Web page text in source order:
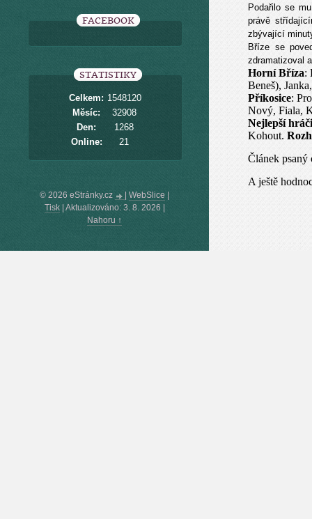
Podařilo se
právě
zbývající
Bříze se
zdramatizoval
Horní Bříza:
Beneš),
Příkosice:
Nový, Fiala,
Nejlepší hráči
Kohout.
Článek psaný
A ještě
FACEBOOK
STATISTIKY
Online: 21
Celkem: 1548120
Měsíc:
32908
Den:
1268
© 2026 eStránky.cz WebSlice
Tisk| Aktualizováno: 3. 8. 2026
Nahoru ↑